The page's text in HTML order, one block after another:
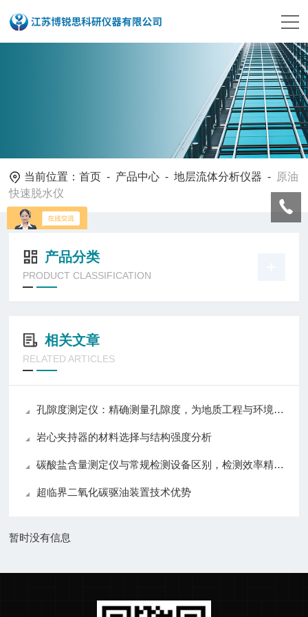
当前位置：首页 - 产品中心 -地层流体分析仪器 - 原油
快速脱水仪
产品分类
PRODUCT CLASSIFICATION
相关文章
RELATED ARTICLES
孔隙度测定仪：精确测量孔隙度，为地质工程与环境科学提供可靠数据
岩心夹持器的材料选择与结构强度分析
碳酸盐含量测定仪与常规检测设备区别，检测效率精准度操作对比分析
超临界二氧化碳驱油装置技术优势
暂时没有信息